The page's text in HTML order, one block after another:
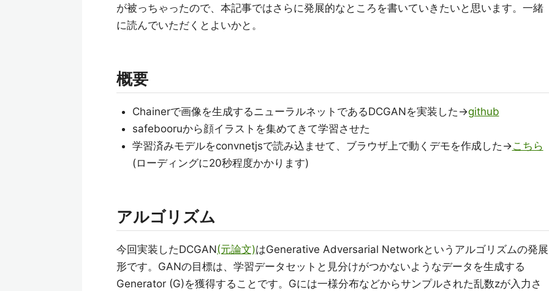
が被っちゃったので、本記事ではさらに発展的なところを書いていきたいと思います。一緒
に読んでいただくとよいかと。
概要
Chainerで画像を生成するニューラルネットであるDCGANを実装した→github
safebooruから顔イラストを集めてきて学習させた
学習済みモデルをconvnetjsで読み込ませて、ブラウザ上で動くデモを作成した→こちら
(ローディングに20秒程度かかります)
アルゴリズム
今回実装したDCGAN(元論文)はGenerative Adversarial Networkというアルゴリズムの発展
形です。GANの目標は、学習データセットと見分けがつかないようなデータを生成する
Generator (G)を獲得することです。Gには一様分布などからサンプルされた乱数zが入力さ